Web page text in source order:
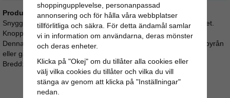
Produktbeskrivning:
Snygg flerfärgad glasknopp med snygga färgrika detaljer i glaset.
Knoppen är gjord för hand och är färgglad och iögonfallande.
Denna knoppen kan bli pricken över i´et på din köksinredning, byrån
eller garderobens luckor!
Bredd: 3,2cm Längd: 3,2cm
shoppingupplevelse, personanpassad
annonsering och för hålla våra webbplatser
tillförlitliga och säkra. För detta ändamål samlar
vi in information om användarna, deras mönster
och deras enheter.
Klicka på "Okej" om du tillåter alla cookies eller
välj vilka cookies du tillåter och vilka du vill
stänga av genom att klicka på "Inställningar"
nedan.